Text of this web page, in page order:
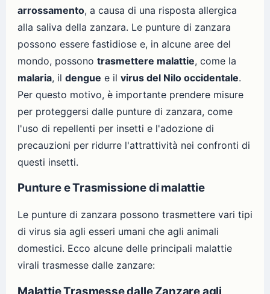
arrossamento, a causa di una risposta allergica
alla saliva della zanzara. Le punture di zanzara
possono essere fastidiose e, in alcune aree del
mondo, possono trasmettere malattie, come la
malaria, il dengue e il virus del Nilo occidentale.
Per questo motivo, è importante prendere misure
per proteggersi dalle punture di zanzara, come
l'uso di repellenti per insetti e l'adozione di
precauzioni per ridurre l'attrattività nei confronti di
questi insetti.
Punture e Trasmissione di malattie
Le punture di zanzara possono trasmettere vari tipi
di virus sia agli esseri umani che agli animali
domestici. Ecco alcune delle principali malattie
virali trasmesse dalle zanzare:
Malattie Trasmesse dalle Zanzare agli